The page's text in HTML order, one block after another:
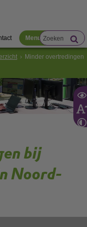
Menu
Minder overtredingen
bij
Noord-